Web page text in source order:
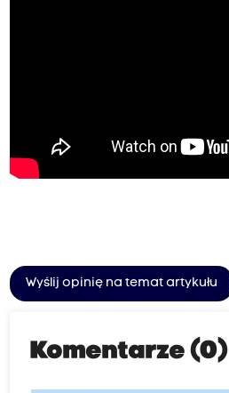
Wyślij opinię na temat artykułu
Komentarze (0)